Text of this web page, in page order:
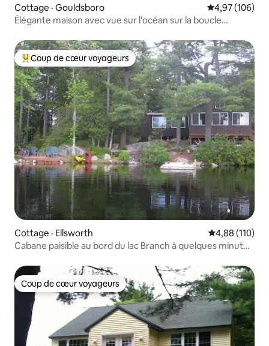
Cottage · Gouldsboro Note
4,97 (106)
Élégante maison avec vue sur l'océan sur la boucle
Coup de cœur voyageurs parmi les plus aimés
Coup de cœur voyageurs
Cottage · Ellsworth Note
4,88 (110)
Cabane paisible au bord du lac Branch à quelques minutes
Coup de cœur voyageurs
Coup de cœur voyageurs